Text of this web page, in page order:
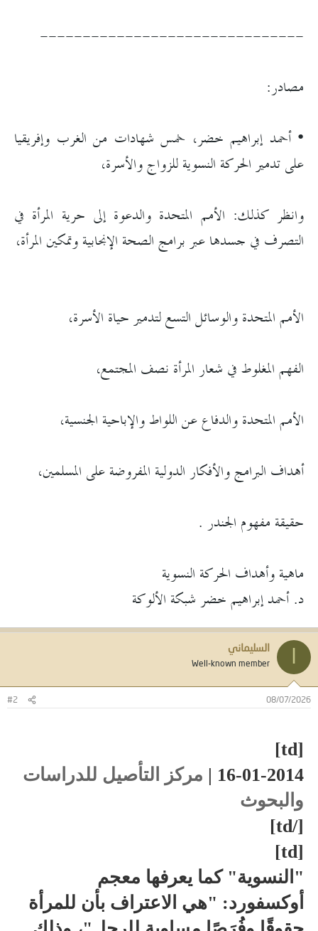
-------------------------------
مصادر:
• أحمد إبراهيم خضر، خمس شهادات من الغرب وإفريقيا
على تدمير الحركة النسوية للزواج والأسرة،
وانظر كذلك: الأمم المتحدة والدعوة إلى حرية المرأة في
التصرف في جسدها عبر برامج الصحة الإنجابية وتمكين المرأة،
الأمم المتحدة والوسائل التسع لتدمير حياة الأسرة،
الفهم المغلوط في شعار المرأة نصف المجتمع،
الأمم المتحدة والدفاع عن اللواط والإباحية الجنسية،
أهداف البرامج والأفكار الدولية المفروضة على المسلمين،
حقيقة مفهوم الجندر .
ماهية وأهداف الحركة النسوية
د. أحمد إبراهيم خضر شبكة الألوكة
السليماني
Well-known member
08/07/2026
#2
[td]
16-01-2014 |
مركز التأصيل للدراسات
والبحوث
[/td]​
[td]
"النسوية" كما يعرفها معجم
أوكسفورد: "هي الاعتراف بأن للمرأة